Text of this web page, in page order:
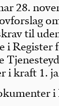
28.
til
i Register
i kraft 1.
i